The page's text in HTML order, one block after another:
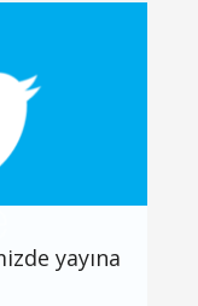
yayına